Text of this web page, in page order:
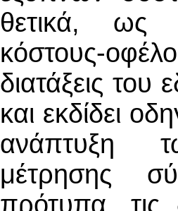
θετικά, ως
κόστους-
διατάξεις
και εκδίδει
ανάπτυξη
μέτρησης
πρότυπα, τις